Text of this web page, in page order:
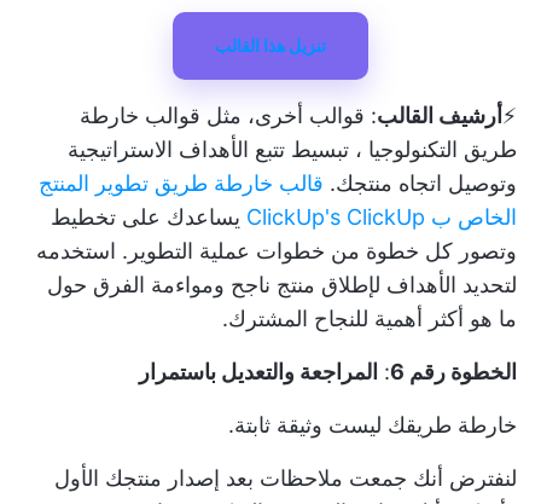
تنزيل هذا القالب
⚡️أرشيف القالب: قوالب أخرى، مثل قوالب خارطة
طريق التكنولوجيا ، تبسيط تتبع الأهداف الاستراتيجية
وتوصيل اتجاه منتجك. قالب خارطة طريق تطوير المنتج
الخاص ب ClickUp's ClickUp
يساعدك على تخطيط
وتصور كل خطوة من خطوات عملية التطوير. استخدمه
لتحديد الأهداف لإطلاق منتج ناجح ومواءمة الفرق حول
ما هو أكثر أهمية للنجاح المشترك.
الخطوة رقم 6 : المراجعة والتعديل باستمرار
خارطة طريقك ليست وثيقة ثابتة.
لنفترض أنك جمعت ملاحظات بعد إصدار منتجك الأول